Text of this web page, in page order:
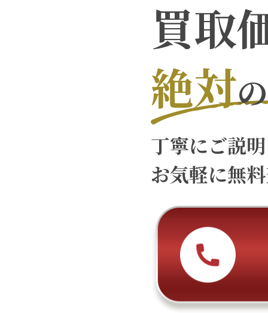
買取
絶対の
丁寧にご説
お気軽に無